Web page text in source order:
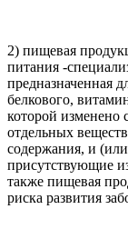
2) пищевая
питания -
предназначенная
белкового,
которой изменено
отдельных
содержания, и
присутствующие
также пищевая
риска развития